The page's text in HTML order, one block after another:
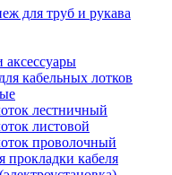
для труб и рукава
аксессуары
кабельных лотков
лестничный
листовой
проволочный
прокладки кабеля